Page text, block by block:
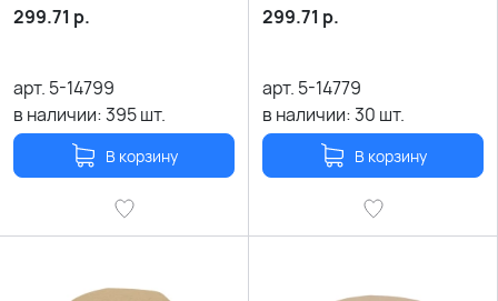
299.71 р.
арт. 5-14799
в наличии:395шт.
В корзину
299.71 р.
арт. 5-14779
в наличии:30 шт.
В корзину